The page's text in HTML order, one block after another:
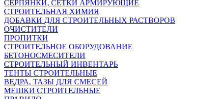
СЕРПЯНКИ, СЕТКИ АРМИРУЮЩИЕ
СТРОИТЕЛЬНАЯ ХИМИЯ
ДОБАВКИ ДЛЯ СТРОИТЕЛЬНЫХ РАСТВОРОВ
ОЧИСТИТЕЛИ
ПРОПИТКИ
СТРОИТЕЛЬНОЕ ОБОРУДОВАНИЕ
БЕТОНОСМЕСИТЕЛИ
СТРОИТЕЛЬНЫЙ ИНВЕНТАРЬ
ТЕНТЫ СТРОИТЕЛЬНЫЕ
ВЕДРА, ТАЗЫ ДЛЯ СМЕСЕЙ
МЕШКИ СТРОИТЕЛЬНЫЕ